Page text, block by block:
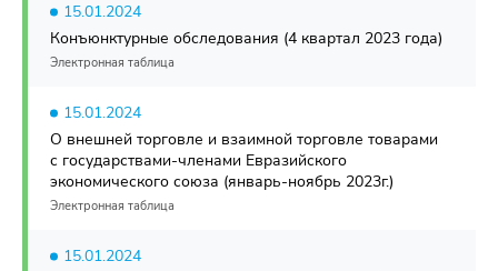
15.01.2024
Конъюнктурные обследования (4 квартал 2023 года)
Электронная таблица
15.01.2024
О внешней торговле и взаимной торговле товарами
с государствами-членами Евразийского
экономического союза (январь-ноябрь 2023г.)
Электронная таблица
15.01.2024